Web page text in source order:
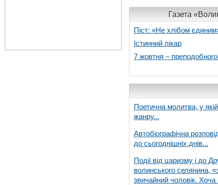
Газета
Піст: «Не хлібом
Істинний лікар
7 жовтня –
Поетична молитва, у
жанру...
Автобіографічна
до сьогоднішніх днів...
Події від царизму і до
волинського селянина,
звичайний чоловік. Хоча